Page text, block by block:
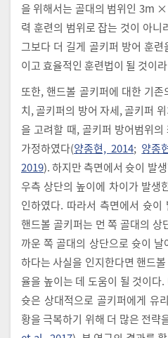
을 위해서는 골대의 범위인 3m
력 훈련의 범위로 잡는 것이 아니
그보다 더 길게 골키퍼 방어 훈
이고 효율적인 훈련법이 될 것이
또한, 핸드볼 골키퍼에 대한 기
치, 골키퍼의 방어 자세, 골키퍼
을 고려할 때, 골키퍼 방어범위
가정하였다(양종현, 2014; 양종
2019). 하지만 측면에서 슛이 발
우측 상단의 높이에 차이가 발생
인하였다. 따라서 측면에서 슛
핸드볼 골키퍼는 먼 쪽 골대의 상
까운 쪽 골대의 상단으로 슛이
하다는 사실을 인지한다면 핸드
율을 높이는 데 도움이 될 것이다
슛은 상대적으로 골키퍼에게 유
황을 극복하기 위해 더 많은 전략